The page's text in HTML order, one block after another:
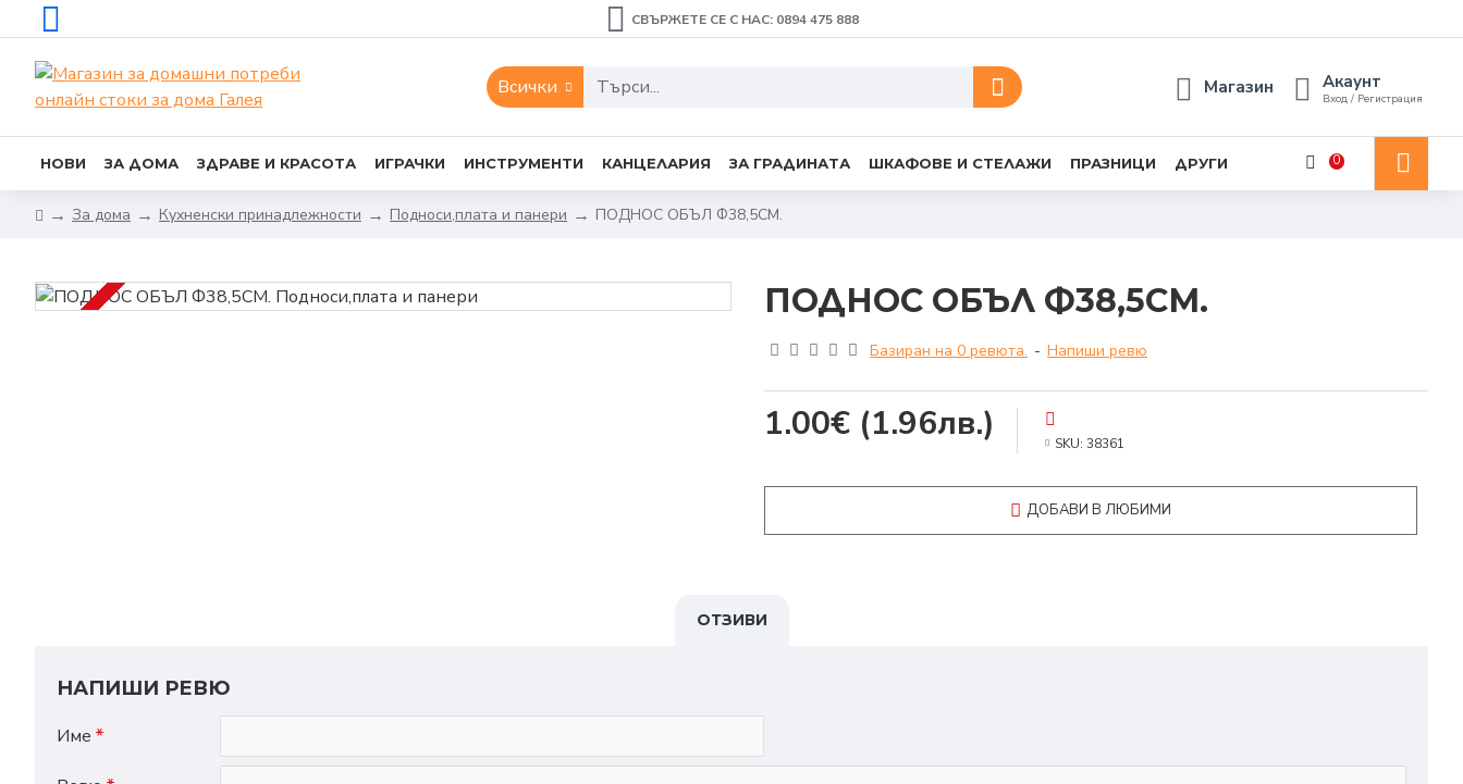
СВЪРЖЕТЕ СЕ С НАС: 0894 475 888
Всички Магазин Акаунт
Вход / Регистрация
НОВИ ЗА ДОМА ЗДРАВЕ И КРАСОТА ИГРАЧКИ ИНСТРУМЕНТИ КАНЦЕЛАРИЯ ЗА ГРАДИНАТА ШКАФОВЕ И СТЕЛАЖИ ПРАЗНИЦИ ДРУГИ 0
За дома Кухненски принадлежности Подноси,плата и панери ПОДНОС ОБЪЛ Ф38,5СМ.
ПОДНОС ОБЪЛ Ф38,5СМ.
Базиран на 0 ревюта. - Напиши ревю
1.00€ (1.96лв.) SKU: 38361
ДОБАВИ В ЛЮБИМИ
ОТЗИВИ
НАПИШИ РЕВЮ
Име